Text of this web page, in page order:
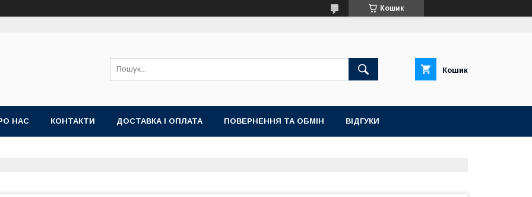
Кошик
Кошик
НАС КОНТАКТИ ДОСТАВКА І ОПЛАТА ПОВЕРНЕННЯ ТА ОБМІН ВІДГУКИ